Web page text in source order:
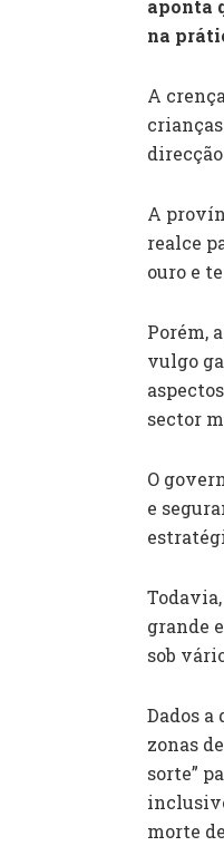
aponta
na
A
A
realce
ouro e
Porém,
vulgo
sector
O
e
grande
sob
Dados
zonas
sorte”
morte